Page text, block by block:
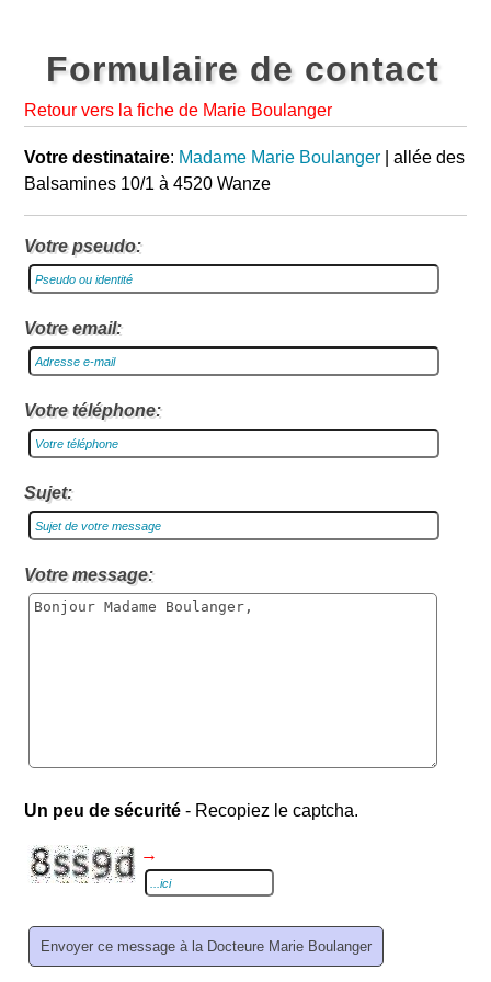
Formulaire de contact
Retour vers la fiche de Marie Boulanger
Votre destinataire: Madame Marie Boulanger | allée des
Balsamines 10/1 à 4520 Wanze
Votre pseudo:
Votre email:
Votre téléphone:
Sujet:
Votre message:
Un peu de sécurité - Recopiez le captcha.
→